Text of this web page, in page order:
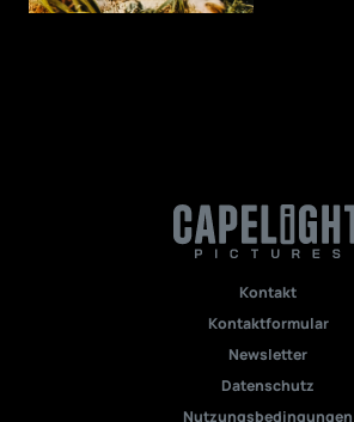
Kontakt
Kontaktformular
Newsletter
Datenschutz
Nutzungsbedingungen